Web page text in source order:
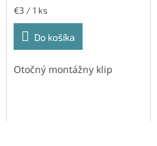
Jednotková
cena:
€3 / 1 ks
Do košíka
Otočný montážny klip